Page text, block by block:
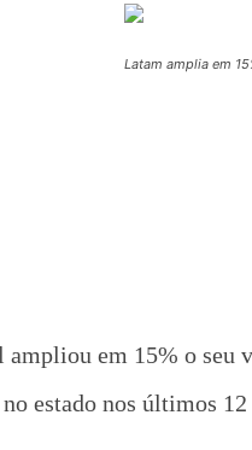
Latam amplia em
em 15% o seu
estado nos últimos 12